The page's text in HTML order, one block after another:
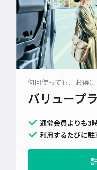
何回使っても、お得に
バリュープ
通常会員よりも3
利用するたびに